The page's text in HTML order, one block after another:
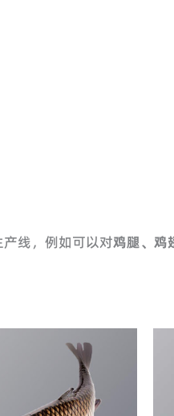
线，例如可以对鸡腿、鸡